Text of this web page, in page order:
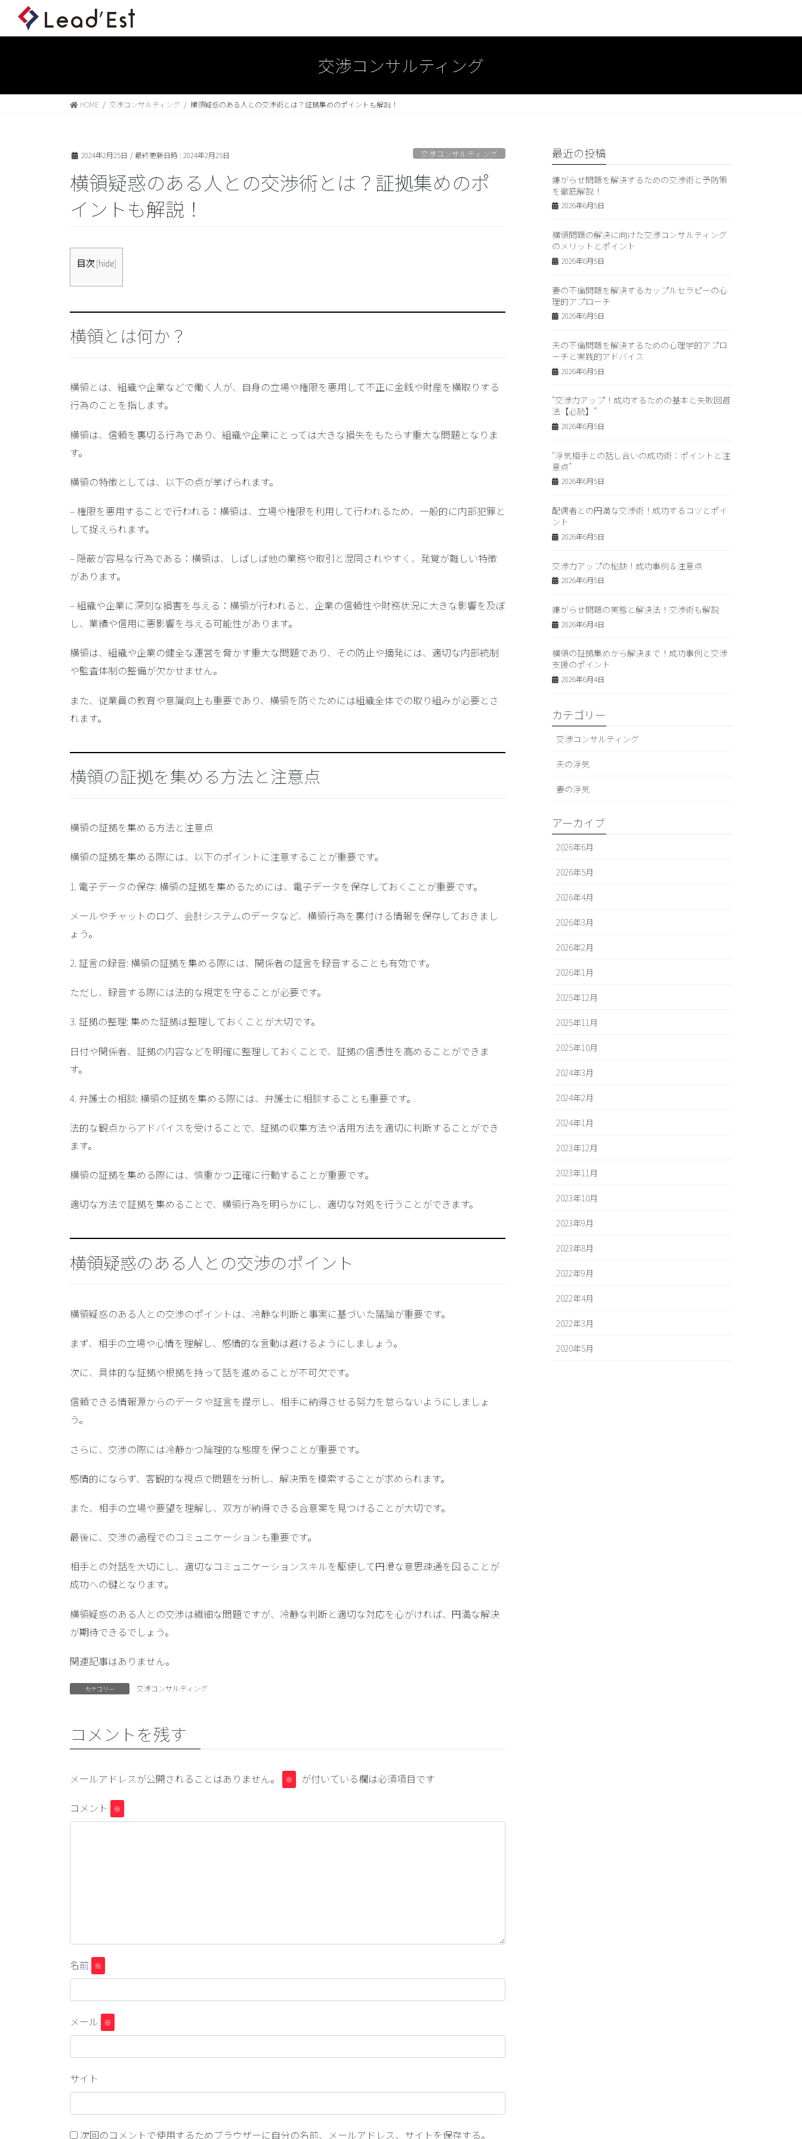
交渉コンサルティング
HOME 交渉コンサルティング 横領疑惑のある人との交渉術とは？証拠集めのポイントも解説！
2024年2月25日 / 最終更新日時 : 2024年2月25日 交渉コンサルティング
横領疑惑のある人との交渉術とは？証拠集めのポ
イントも解説！
目次 [hide]
横領とは何か？
横領とは、組織や企業などで働く人が、自身の立場や権限を悪用して不正に金銭や財産を横取りする
行為のことを指します。
横領は、信頼を裏切る行為であり、組織や企業にとっては大きな損失をもたらす重大な問題となりま
す。
横領の特徴としては、以下の点が挙げられます。
–権限を悪用することで行われる ：横領は、立場や権限を利用して行われるため、一般的に内部犯罪と
して捉えられます。
– 隠蔽が容易な行為である ：横領は、しばしば他の業務や取引と混同されやすく、発覚が難しい特徴
があります。
–組織や企業に深刻な損害を与える ：横領が行われると、企業の信頼性や財務状況に大きな影響を及ぼ
し、業績や信用に悪影響を与える可能性があります。
横領は、組織や企業の健全な運営を脅かす重大な問題であり、その防止や摘発には、適切な内部統制
や監査体制の整備が欠かせません。
また、従業員の教育や意識向上も重要であり、横領を防ぐためには組織全体での取り組みが必要とさ
れます。
横領の証拠を集める方法と注意点
横領の証拠を集める方法と注意点
横領の証拠を集める際には、以下のポイントに注意することが重要です。
1. 電子データの保存: 横領の証拠を集めるためには、電子データを保存しておくことが重要です。
メールやチャットのログ、会計システムのデータなど、横領行為を裏付ける情報を保存しておきまし
ょう。
2. 証言の録音: 横領の証拠を集める際には、関係者の証言を録音することも有効です。
ただし、録音する際には法的な規定を守ることが必要です。
3. 証拠の整理: 集めた証拠は整理しておくことが大切です。
日付や関係者、証拠の内容などを明確に整理しておくことで、証拠の信憑性を高めることができま
す。
4. 弁護士の相談: 横領の証拠を集める際には、弁護士に相談することも重要です。
法的な観点からアドバイスを受けることで、証拠の収集方法や活用方法を適切に判断することができ
ます。
横領の証拠を集める際には、慎重かつ正確に行動することが重要です。
適切な方法で証拠を集めることで、横領行為を明らかにし、適切な対処を行うことができます。
横領疑惑のある人との交渉のポイント
横領疑惑のある人との交渉のポイントは、冷静な判断と事実に基づいた議論が重要です。
まず、相手の立場や心情を理解し、感情的な言動は避けるようにしましょう。
次に、 具体的な証拠や根拠を持って話を進めることが不可欠です。
信頼できる情報源からのデータや証言を提示し、相手に納得させる努力を怠らないようにしましょ
う。
さらに、交渉の際には冷静かつ論理的な態度を保つことが重要です。
感情的にならず、客観的な視点で問題を分析し、解決策を模索することが求められます。
また、相手の立場や要望を理解し、双方が納得できる合意案を見つけることが大切です。
最後に、交渉の過程でのコミュニケーションも重要です。
相手との対話を大切にし、 適切なコミュニケーションスキルを駆使して円滑な意思疎通を図ることが
成功への鍵となります。
横領疑惑のある人との交渉は繊細な問題ですが、冷静な判断と適切な対応を心がければ、円満な解決
が期待できるでしょう。
関連記事はありません。
カテゴリー 交渉コンサルティング
コメントを残す
メールアドレスが公開されることはありません。 ※ が付いている欄は必須項目です
コメント ※
名前 ※
メール ※
サイト
次回のコメントで使用するためブラウザーに自分の名前、メールアドレス、サイトを保存する。
最近の投稿
嫌がらせ問題を解決するための交渉術と予防策
を徹底解説！
2026年6月5日
横領問題の解決に向けた交渉コンサルティング
のメリットとポイント
2026年6月5日
妻の不倫問題を解決するカップルセラピーの心
理的アプローチ
2026年6月5日
夫の不倫問題を解決するための心理学的アプロ
ーチと実践的アドバイス
2026年6月5日
“交渉力アップ！成功するための基本と失敗回避
法【必読】”
2026年6月5日
“浮気相手との話し合いの成功術：ポイントと注
意点”
2026年6月5日
配偶者との円満な交渉術！成功するコツとポイ
ント
2026年6月5日
交渉力アップの秘訣！成功事例＆注意点
2026年6月5日
嫌がらせ問題の実態と解決法！交渉術も解説
2026年6月4日
横領の証拠集めから解決まで！成功事例と交渉
支援のポイント
2026年6月4日
カテゴリー
交渉コンサルティング
夫の浮気
妻の浮気
アーカイブ
2026年6月
2026年5月
2026年4月
2026年3月
2026年2月
2026年1月
2025年12月
2025年11月
2025年10月
2024年3月
2024年2月
2024年1月
2023年12月
2023年11月
2023年10月
2023年9月
2023年8月
2022年9月
2022年4月
2022年3月
2020年5月